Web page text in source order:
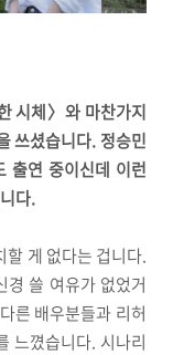
시체〉와 마찬가지
쓰셨습니다. 정승민
출연 중이신데 이런
다.
할 게 없다는 겁니다.
경 쓸 여유가 없었거
른 배우분들과 리허
느꼈습니다. 시나리